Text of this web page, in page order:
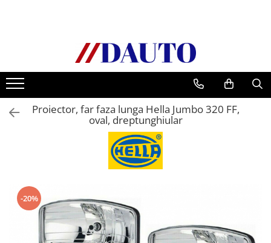
Bullbare, Suporti lumini camioane
Accesorii inox
DAF
CF Euro 6
Daf XG
Ford
Proiector, far faza lunga Hella Jumbo 320 FF,
oval, dreptunghiular
-20%